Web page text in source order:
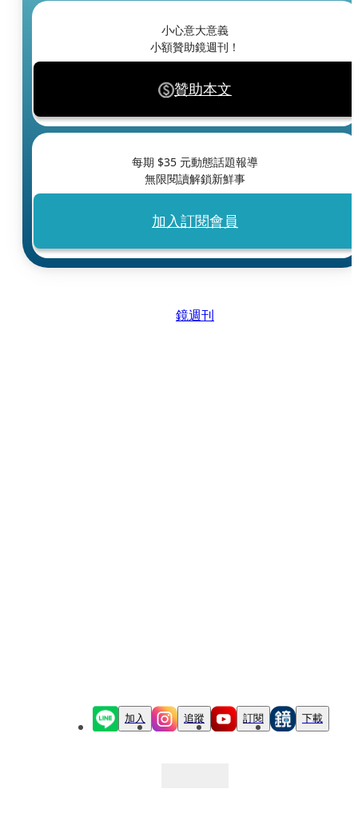
小心意大意義
小額贊助鏡週刊！
贊助本文
每期 $35 元動態話題報導
無限閱讀解鎖新鮮事
加入訂閱會員
鏡週刊
加入 追蹤 訂閱 下載